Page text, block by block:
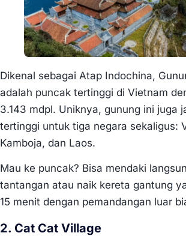
Dikenal sebagai Atap Indochina,
adalah puncak tertinggi di Vietnam
3.143 mdpl. Uniknya, gunung ini juga
tertinggi untuk tiga negara sekaligus:
Kamboja, dan Laos.
Mau ke puncak? Bisa mendaki
tantangan atau naik kereta gantung
15 menit dengan pemandangan luar
2. Cat Cat Village